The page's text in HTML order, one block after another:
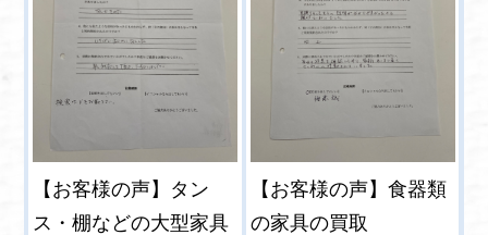
【お客様の声】タン
ス・棚などの大型家具
【お客様の声】食器類
の家具の買取